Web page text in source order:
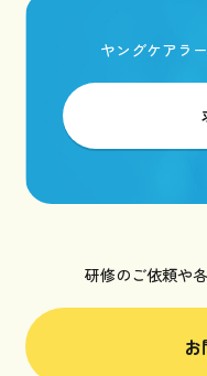
ヤングケアラ
研修のご依頼や